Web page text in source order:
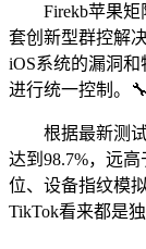
Firekb苹果
套创新型群控解
iOS系统的漏洞
进行统一控制。🔧
根据最新测
达到98.7%，远
位、设备指纹模
TikTok看来都是